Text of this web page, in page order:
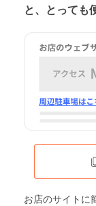
と、とっても
お店のサイトに